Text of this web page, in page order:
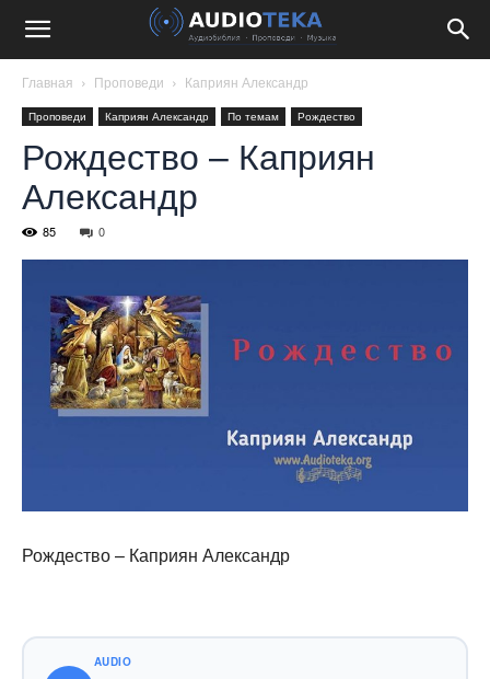
Главная Проповеди Каприян Александр
Проповеди Каприян Александр По темам Рождество
Рождество – Каприян
Александр
85 0
Рождество – Каприян Александр
AUDIO